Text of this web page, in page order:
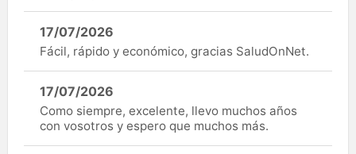
17/07/2026
Fácil, rápido y económico, gracias SaludOnNet.
17/07/2026
Como siempre, excelente, llevo muchos años
con vosotros y espero que muchos más.